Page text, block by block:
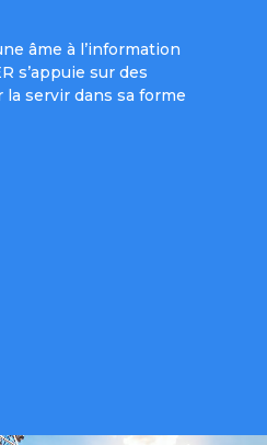
âme à l’information
s’appuie sur des
la servir dans sa forme